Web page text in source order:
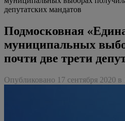
депутатских мандатов
Подмосковная
муниципальных
почти две трети
Опубликовано 17 сентября 2020 в